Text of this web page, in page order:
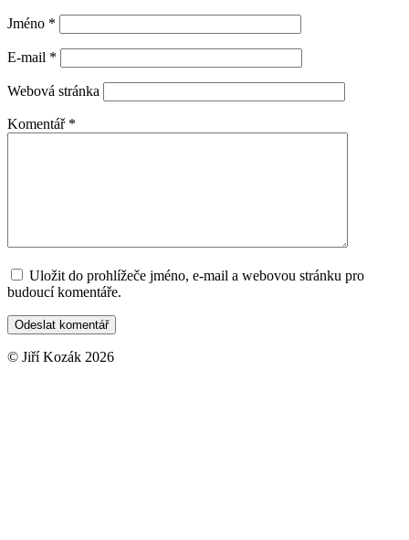
Jméno *
E-mail *
Webová stránka
Komentář *
Uložit do prohlížeče jméno, e-mail a webovou stránku pro
budoucí komentáře.
© Jiří Kozák 2026